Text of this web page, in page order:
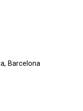
Barcelona